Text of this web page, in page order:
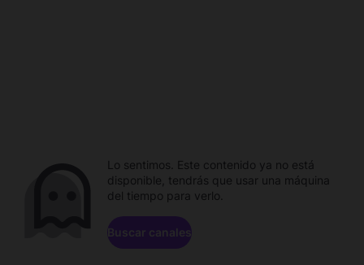
Lo sentimos. Este contenido ya no está
disponible, tendrás que usar una máquina
del tiempo para verlo.
Buscar canales